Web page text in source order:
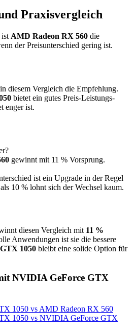
Praxisvergleich
AMD Radeon RX 560 die
der Preisunterschied gering ist.
diesem Vergleich die Empfehlung.
bietet ein gutes Preis-Leistungs-
enger ist.
gewinnt mit 11 % Vorsprung.
ist ein Upgrade in der Regel
10 % lohnt sich der Wechsel kaum.
diesen Vergleich mit 11 %
Anwendungen ist sie die bessere
1050 bleibt eine solide Option für
NVIDIA GeForce GTX
1050 vs AMD Radeon RX 560
1050 vs NVIDIA GeForce GTX